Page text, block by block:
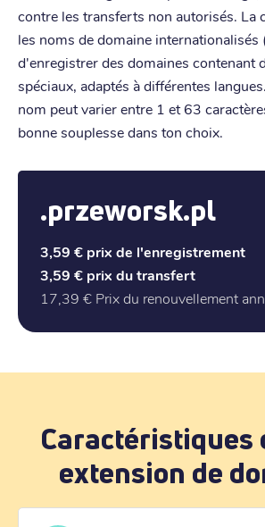
contre les transferts non autorisés. La
les noms de domaine internationalisés
d'enregistrer des domaines contenant
spéciaux, adaptés à différentes
nom peut varier entre 1 et 63
bonne souplesse dans ton choix.
.przeworsk.pl
3,59 € prix de l'enregistrement
3,59 € prix du transfert
17,39 € Prix du renouvellement
Caractéristiques
extension de